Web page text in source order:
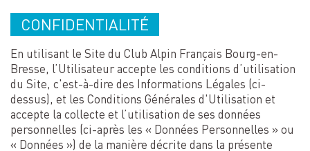
CONFIDENTIALITÉ
En utilisant le Site du Club Alpin Français Bourg-en-
Bresse, l’Utilisateur accepte les conditions d’utilisation
du Site, c'est-à-dire des Informations Légales (ci-
dessus), et les Conditions Générales d'Utilisation et
accepte la collecte et l’utilisation de ses données
personnelles (ci-après les « Données Personnelles » ou
« Données ») de la manière décrite dans la présente